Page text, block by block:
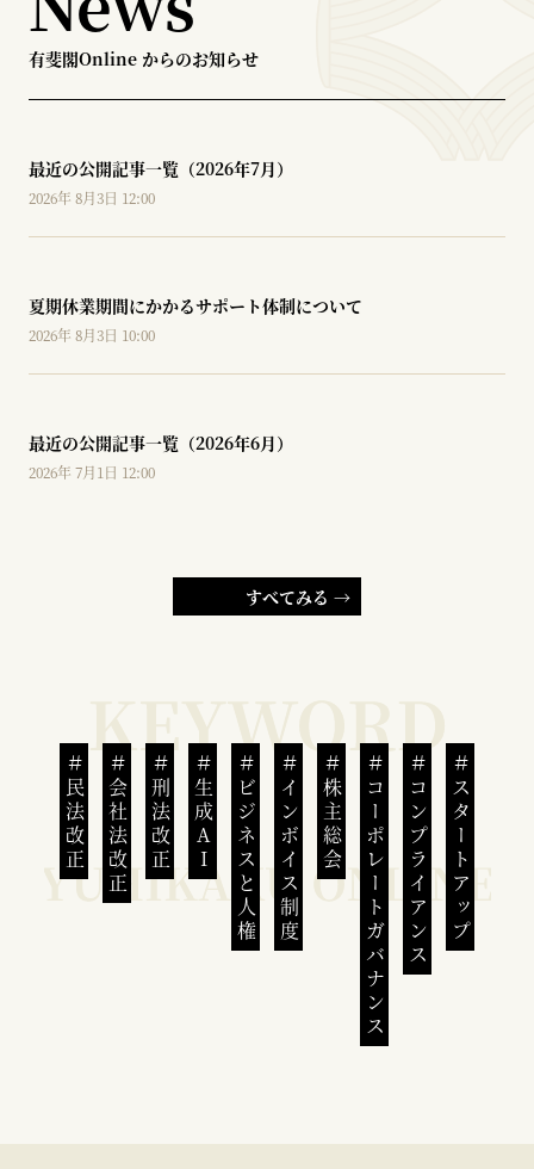
有斐閣Online からのお知らせ
最近の公開記事一覧（2026年7月）
2026年 8月3日 12:00
夏期休業期間にかかるサポート体制について
2026年 8月3日 10:00
最近の公開記事一覧（2026年6月）
2026年 7月1日 12:00
すべてみる →
民法改正 会社法改正 刑法改正 生成AI ビジネスと人権インボイス制度 株主総会 コーポレートガバナンスコンプライアンススタートアップ